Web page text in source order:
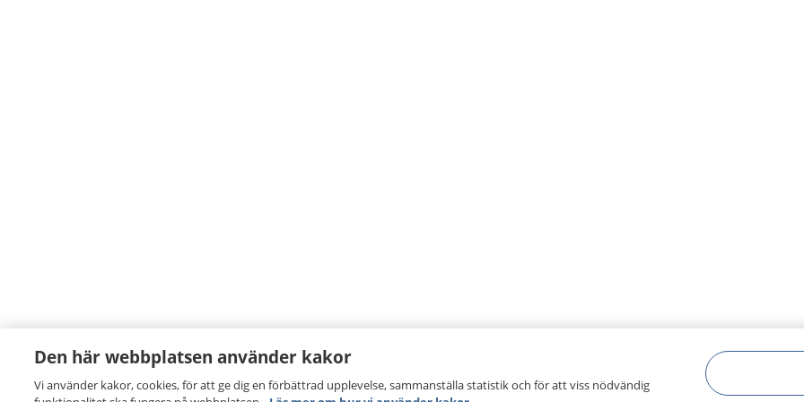
Den här webbplatsen använder kakor
Vi använder kakor, cookies, för att ge dig en förbättrad upplevelse, sammanställa statistik och för att viss nödvändig